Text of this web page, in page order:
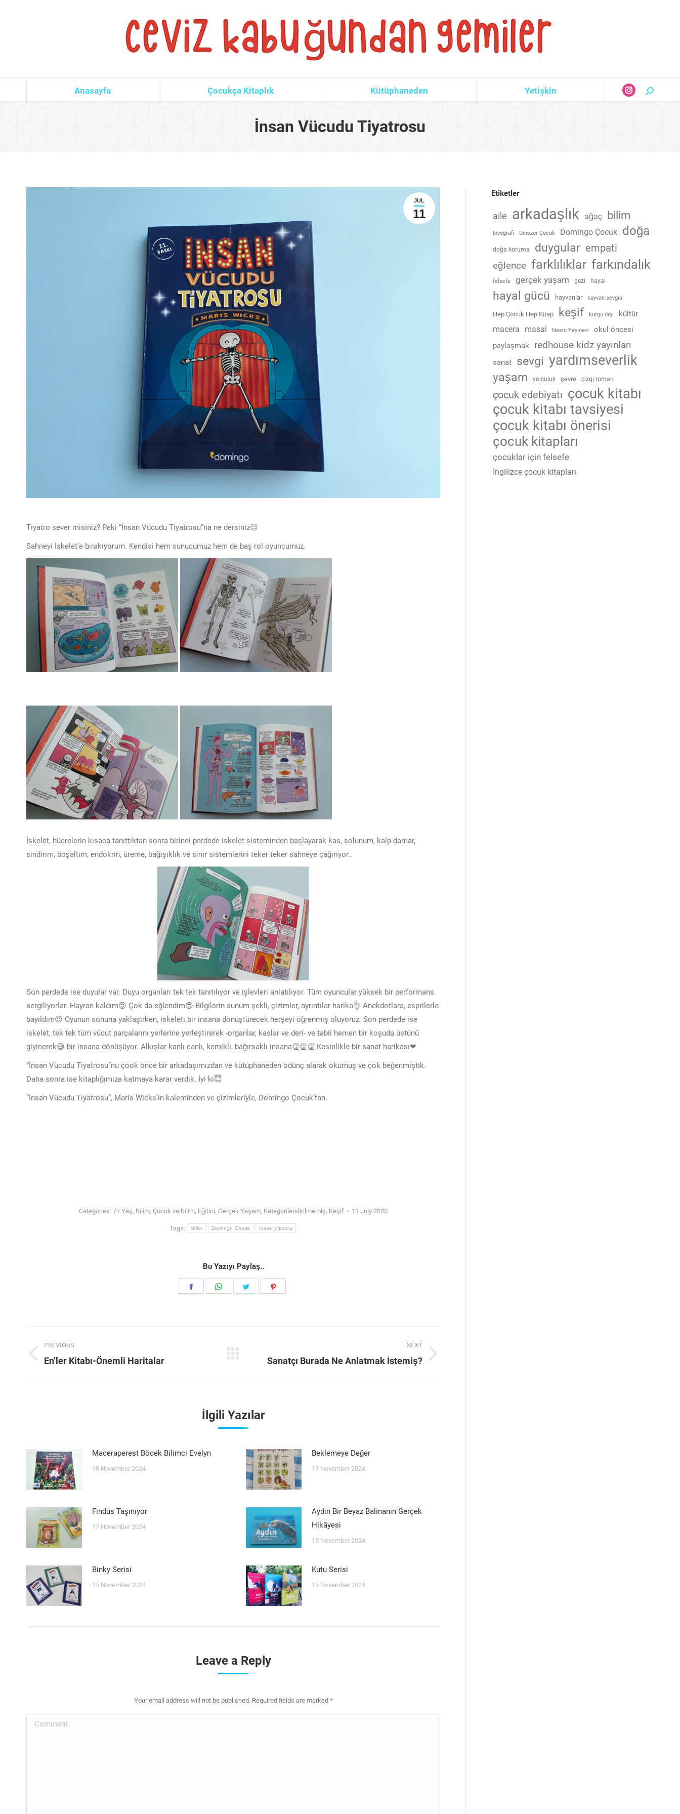
Anasayfa Çocukça Kitaplık Kütüphaneden Yetişkin
Instagram
Search:
İnsan Vücudu Tiyatrosu
JUL
11
Tiyatro sever misiniz? Peki “İnsan Vücudu Tiyatrosu”na ne dersiniz😉
Sahneyi İskelet’e bırakıyorum. Kendisi hem sunucumuz hem de baş rol oyuncumuz.
İskelet, hücrelerin kısaca tanıttıktan sonra birinci perdede iskelet sisteminden başlayarak kas, solunum, kalp-damar,
sindirim, boşaltım, endokrin, üreme, bağışıklık ve sinir sistemlerini teker teker sahneye çağırıyor..
Son perdede ise duyular var. Duyu organları tek tek tanıtılıyor ve işlevleri anlatılıyor. Tüm oyuncular yüksek bir performans
sergiliyorlar. Hayran kaldım😍 Çok da eğlendim😎 Bilgilerin sunum şekli, çizimler, ayrıntılar harika👌 Anekdotlara, esprilerle
bayıldım😍 Oyunun sonuna yaklaşırken, iskeleti bir insana dönüştürecek herşeyi öğrenmiş oluyoruz. Son perdede ise
iskelet, tek tek tüm vücut parçalarını yerlerine yerleştirerek -organlar, kaslar ve deri- ve tabii hemen bir koşuda üstünü
giyinerek😅 bir insana dönüşüyor. Alkışlar kanlı canlı, kemikli, bağırsaklı insana👏👏👏 Kesinlikle bir sanat harikası❤
“İnsan Vücudu Tiyatrosu”nu çook önce bir arkadaşımızdan ve kütüphaneden ödünç alarak okumuş ve çok beğenmiştik.
Daha sonra ise kitaplığımıza katmaya karar verdik. İyi ki😇
”İnsan Vücudu Tiyatrosu”, Maris Wicks’in kaleminden ve çizimleriyle, Domingo Çocuk’tan.
Categories:7+ Yaş, Bilim,Çocuk ve Bilim, Eğitici, Gerçek Yaşam, Kategorilendirilmemiş, Keşif 11 July 2020
Tags: bilim Domingo Çocuk insan vücudu
Bu Yazıyı Paylaş..
Share
Share
navigation
PREVIOUS
Previous
En’ler Kitabı-Önemli Haritalar
NEXT
NextSanatçı Burada Ne Anlatmak İstemiş?
İlgili Yazılar
Maceraperest Böcek Bilimci Evelyn
18 November 2024
Beklemeye Değer
17 November 2024
Findus Taşınıyor
17 November 2024
Aydın Bir Beyaz Balinanın Gerçek
Hikâyesi
15 November 2024
Binky Serisi
15 November 2024
Kutu Serisi
15 November 2024
Leave a Reply
Your email address will not be published. Required fields are marked *
Comment
Etiketler
aile arkadaşlık ağaç bilim
biyografi Dinozor Çocuk Domingo Çocuk doğa
doğa koruma duygular empati
eğlence farklılıklar farkındalık
felsefe gerçek yaşam gezi hayal
hayal gücü hayvanlar hayvan sevgisi
Hep Çocuk Hep Kitap keşif kurgu dışı kültür
macera masal Nesin Yayınevi
okul öncesi
paylaşmak
redhouse kidz yayınları
sanat sevgi yardımseverlik
yaşam yolculuk çevre çizgi roman
çocuk edebiyatı çocuk kitabı
çocuk kitabı tavsiyesi
çocuk kitabı önerisi
çocuk kitapları
çocuklar için felsefe
İngilizce çocuk kitapları